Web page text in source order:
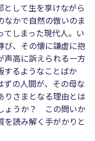
として生を享けながら
なかで自然の倣いのま
てしまった現代人。い
び、その懐に謙虚に抱
声高に訴えられる一方
するようなことばか
ずの人間が、その母な
りさまとなる理由とは
ょうか？ この問いか
を読み解く手がかりと